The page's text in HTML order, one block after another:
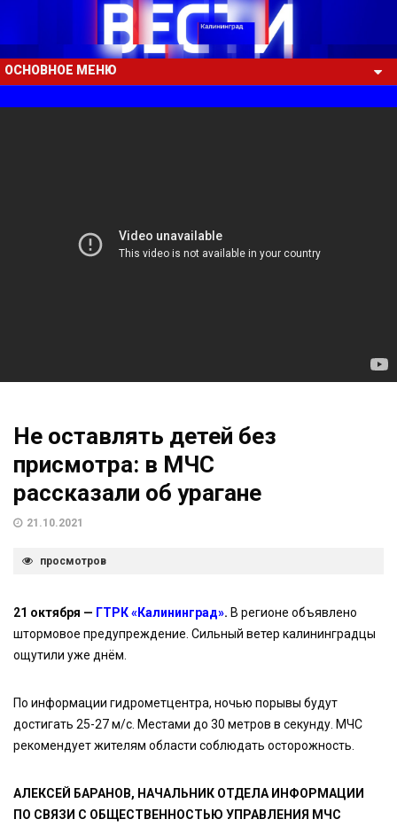
ОСНОВНОЕ МЕНЮ
Не оставлять детей без
присмотра: в МЧС
рассказали об урагане
21.10.2021
просмотров
21 октября — ГТРК «Калининград». В регионе объявлено
штормовое предупреждение. Сильный ветер калининградцы
ощутили уже днём.
По информации гидрометцентра, ночью порывы будут
достигать 25-27 м/с. Местами до 30 метров в секунду. МЧС
рекомендует жителям области соблюдать осторожность.
АЛЕКСЕЙ БАРАНОВ, НАЧАЛЬНИК ОТДЕЛА ИНФОРМАЦИИ
ПО СВЯЗИ С ОБЩЕСТВЕННОСТЬЮ УПРАВЛЕНИЯ МЧС